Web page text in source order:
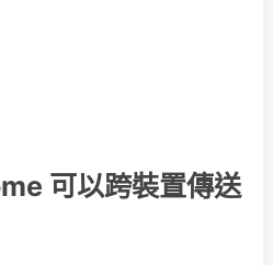
可以跨裝置傳送